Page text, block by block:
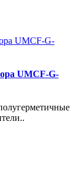
UMCF-G-